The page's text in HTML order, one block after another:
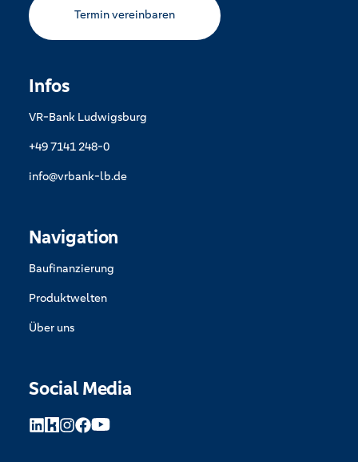
Termin vereinbaren
Infos
VR-Bank Ludwigsburg
+49 7141 248-0
info@vrbank-lb.de
Navigation
Baufinanzierung
Produktwelten
Über uns
Social Media